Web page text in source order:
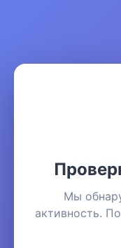
Мы
активность.